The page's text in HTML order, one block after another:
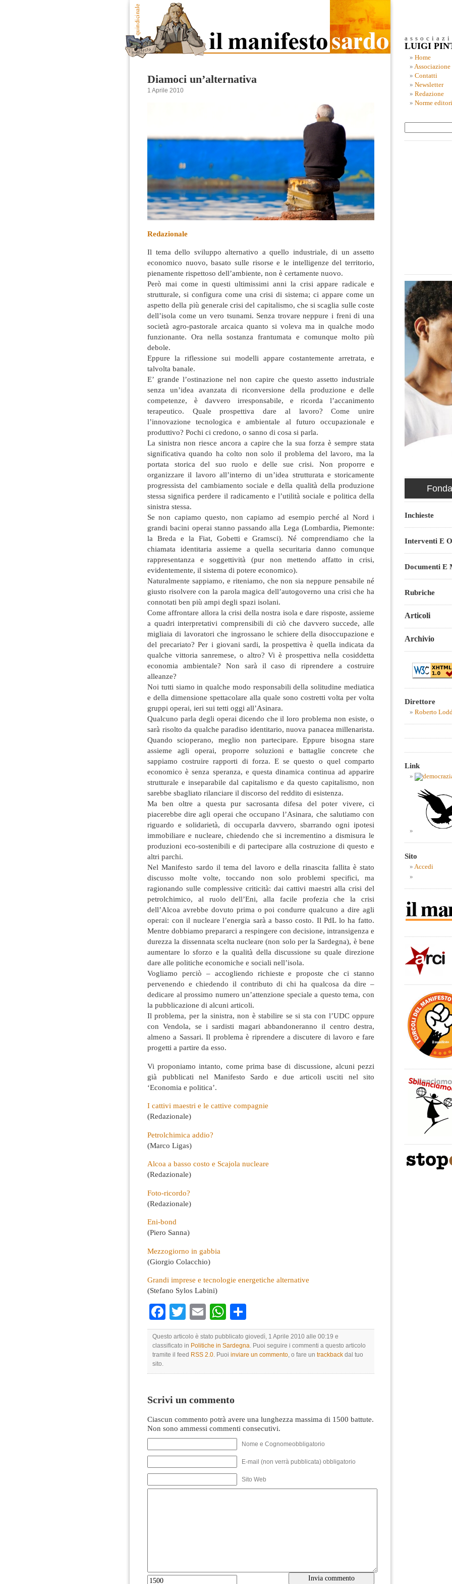
Diamoci un’alternativa
1 Aprile 2010
Redazionale
Il tema dello sviluppo alternativo a quello industriale, di un assetto
economico nuovo, basato sulle risorse e le intelligenze del territorio,
pienamente rispettoso dell’ambiente, non è certamente nuovo.
Però mai come in questi ultimissimi anni la crisi appare radicale e
strutturale, si configura come una crisi di sistema; ci appare come un
aspetto della più generale crisi del capitalismo, che si scaglia sulle coste
dell’isola come un vero tsunami. Senza trovare neppure i freni di una
società agro-pastorale arcaica quanto si voleva ma in qualche modo
funzionante. Ora nella sostanza frantumata e comunque molto più
debole.
Eppure la riflessione sui modelli appare costantemente arretrata, e
talvolta banale.
E’ grande l’ostinazione nel non capire che questo assetto industriale
senza un’idea avanzata di riconversione della produzione e delle
competenze, è davvero irresponsabile, e ricorda l’accanimento
terapeutico. Quale prospettiva dare al lavoro? Come unire
l’innovazione tecnologica e ambientale al futuro occupazionale e
produttivo? Pochi ci credono, o sanno di cosa si parla.
La sinistra non riesce ancora a capire che la sua forza è sempre stata
significativa quando ha colto non solo il problema del lavoro, ma la
portata storica del suo ruolo e delle sue crisi. Non proporre e
organizzare il lavoro all’interno di un’idea strutturata e storicamente
progressista del cambiamento sociale e della qualità della produzione
stessa significa perdere il radicamento e l’utilità sociale e politica della
sinistra stessa.
Se non capiamo questo, non capiamo ad esempio perché al Nord i
grandi bacini operai stanno passando alla Lega (Lombardia, Piemonte:
la Breda e la Fiat, Gobetti e Gramsci). Né comprendiamo che la
chiamata identitaria assieme a quella securitaria danno comunque
rappresentanza e soggettività (pur non mettendo affatto in crisi,
evidentemente, il sistema di potere economico).
Naturalmente sappiamo, e riteniamo, che non sia neppure pensabile né
giusto risolvere con la parola magica dell’autogoverno una crisi che ha
connotati ben più ampi degli spazi isolani.
Come affrontare allora la crisi della nostra isola e dare risposte, assieme
a quadri interpretativi comprensibili di ciò che davvero succede, alle
migliaia di lavoratori che ingrossano le schiere della disoccupazione e
del precariato? Per i giovani sardi, la prospettiva è quella indicata da
qualche vittoria sanremese, o altro? Vi è prospettiva nella cosiddetta
economia ambientale? Non sarà il caso di riprendere a costruire
alleanze?
Noi tutti siamo in qualche modo responsabili della solitudine mediatica
e della dimensione spettacolare alla quale sono costretti volta per volta
gruppi operai, ieri sui tetti oggi all’Asinara.
Qualcuno parla degli operai dicendo che il loro problema non esiste, o
sarà risolto da qualche paradiso identitario, nuova panacea millenarista.
Quando scioperano, meglio non partecipare. Eppure bisogna stare
assieme agli operai, proporre soluzioni e battaglie concrete che
sappiamo costruire rapporti di forza. E se questo o quel comparto
economico è senza speranza, e questa dinamica continua ad apparire
strutturale e inseparabile dal capitalismo e da questo capitalismo, non
sarebbe sbagliato rilanciare il discorso del reddito di esistenza.
Ma ben oltre a questa pur sacrosanta difesa del poter vivere, ci
piacerebbe dire agli operai che occupano l’Asinara, che salutiamo con
riguardo e solidarietà, di occuparla davvero, sbarrando ogni ipotesi
immobiliare e nucleare, chiedendo che si incrementino a dismisura le
produzioni eco-sostenibili e di partecipare alla costruzione di questo e
altri parchi.
Nel Manifesto sardo il tema del lavoro e della rinascita fallita è stato
discusso molte volte, toccando non solo problemi specifici, ma
ragionando sulle complessive criticità: dai cattivi maestri alla crisi del
petrolchimico, al ruolo dell’Eni, alla facile profezia che la crisi
dell’Alcoa avrebbe dovuto prima o poi condurre qualcuno a dire agli
operai: con il nucleare l’energia sarà a basso costo. Il PdL lo ha fatto.
Mentre dobbiamo prepararci a respingere con decisione, intransigenza e
durezza la dissennata scelta nucleare (non solo per la Sardegna), è bene
aumentare lo sforzo e la qualità della discussione su quale direzione
dare alle politiche economiche e sociali nell’isola.
Vogliamo perciò – accogliendo richieste e proposte che ci stanno
pervenendo e chiedendo il contributo di chi ha qualcosa da dire –
dedicare al prossimo numero un’attenzione speciale a questo tema, con
la pubblicazione di alcuni articoli.
Il problema, per la sinistra, non è stabilire se si sta con l’UDC oppure
con Vendola, se i sardisti magari abbandoneranno il centro destra,
almeno a Sassari. Il problema è riprendere a discutere di lavoro e fare
progetti a partire da esso.
Vi proponiamo intanto, come prima base di discussione, alcuni pezzi
già pubblicati nel Manifesto Sardo e due articoli usciti nel sito
‘Economia e politica’.
I cattivi maestri e le cattive compagnie
(Redazionale)
Petrolchimica addio?
(Marco Ligas)
Alcoa a basso costo e Scajola nucleare
(Redazionale)
Foto-ricordo?
(Redazionale)
Eni-bond
(Piero Sanna)
Mezzogiorno in gabbia
(Giorgio Colacchio)
Grandi imprese e tecnologie energetiche alternative
(Stefano Sylos Labini)
Facebook
TwitterEmailWhatsApp
Questo articolo è stato pubblicato giovedì, 1 Aprile 2010 alle 00:19 e
classificato in Politiche in Sardegna. Puoi seguire i commenti a questo articolo
tramite il feed RSS 2.0. Puoi inviare un commento, o fare un trackback dal tuo
sito.
Scrivi un commento
Ciascun commento potrà avere una lunghezza massima di 1500 battute.
Non sono ammessi commenti consecutivi.
Nome e Cognomeobbligatorio
E-mail (non verrà pubblicata) obbligatorio
Sito Web
LUIGI
Home
Associazione
Contatti
Newsletter
Redazione
Norme
Inchieste
Interventi E
Documenti E
Rubriche
Articoli
Archivio
Direttore
Roberto
Link
Sito
Accedi